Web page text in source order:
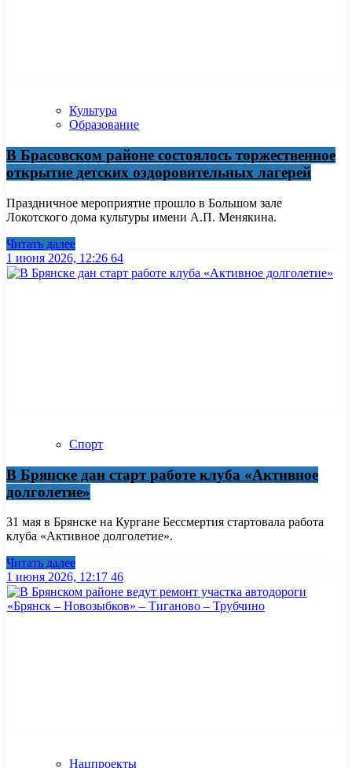
Культура
Образование
В Брасовском районе состоялось торжественное
открытие детских оздоровительных лагерей
Праздничное мероприятие прошло в Большом зале
Локотского дома культуры имени А.П. Менякина.
Читать далее
1 июня 2026, 12:26 64
Спорт
В Брянске дан старт работе клуба «Активное
долголетие»
31 мая в Брянске на Кургане Бессмертия стартовала работа
клуба «Активное долголетие».
Читать далее
1 июня 2026, 12:17 46
Нацпроекты